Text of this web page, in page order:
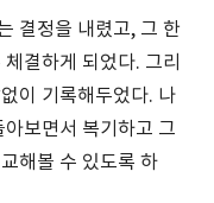
결정을 내렸고, 그 한
결하게 되었다. 그리
이 기록해두었다. 나
보면서 복기하고 그
해볼 수 있도록 하